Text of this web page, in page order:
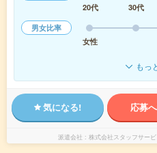
20代
30代
男女比率
女性
もっ
気になる! 応募
派遣会社 株式会社スタッフサー